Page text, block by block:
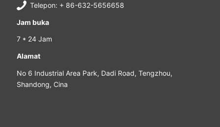
Telepon: + 86-632-5656658
Jam buka
7 * 24 Jam
Alamat
No 6 Industrial Area Park, Dadi Road, Tengzhou,
Shandong, Cina